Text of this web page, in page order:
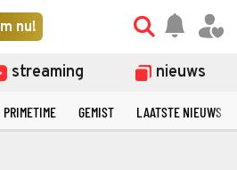
nu!
streaming nieuws
PRIMETIME GEMIST LAATSTE NIEUWS